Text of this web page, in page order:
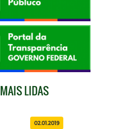
MAIS LIDAS
02.01.2019